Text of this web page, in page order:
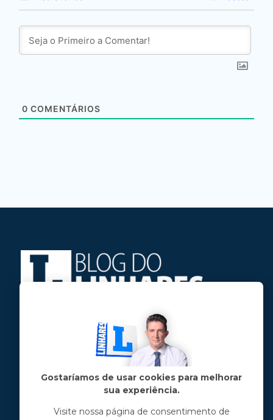
0 COMENTÁRIOS
Jose Linhares Jr é maranhense.
Formado em Jornalismo, estudou filosofia
e tem pós-graduações em ciência política
e marketing político.
Menu principal
Gostaríamos de usar cookies para melhorar
sua experiência.
Visite nossa página de consentimento de